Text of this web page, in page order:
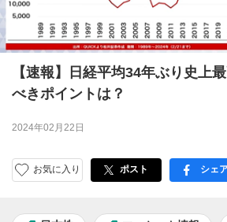
【速報】日経平均34年ぶり史上
べきポイントは？
2024年02月22日
お気に入り ポスト シェ